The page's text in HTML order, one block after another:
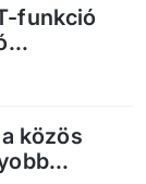
funkció
közös